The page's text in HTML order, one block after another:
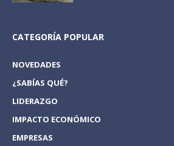
CATEGORÍA POPULAR
NOVEDADES
¿SABÍAS QUÉ?
LIDERAZGO
IMPACTO ECONÓMICO
EMPRESAS